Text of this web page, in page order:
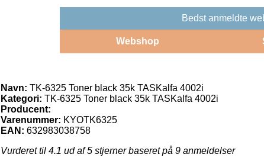
Bedst anmeldte
Webshop
Navn: TK-6325 Toner black 35k TASKalfa 4002i
Kategori: TK-6325 Toner black 35k TASKalfa 4002i
Producent:
Varenummer: KYOTK6325
EAN: 632983038758
Vurderet til 4.1 ud af 5 stjerner baseret på 9 anmeldelser